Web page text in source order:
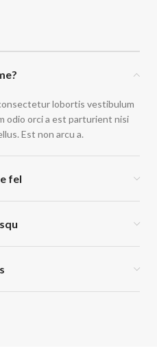
lobortis vestibulum
odio orci a est parturient nisi
Est non arcu a.
fel